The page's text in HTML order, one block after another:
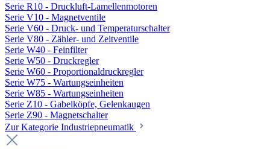
Serie R10 - Druckluft-Lamellenmotoren
Serie V10 - Magnetventile
Serie V60 - Druck- und Temperaturschalter
Serie V80 - Zähler- und Zeitventile
Serie W40 - Feinfilter
Serie W50 - Druckregler
Serie W60 - Proportionaldruckregler
Serie W75 - Wartungseinheiten
Serie W85 - Wartungseinheiten
Serie Z10 - Gabelköpfe, Gelenkaugen
Serie Z90 - Magnetschalter
Zur Kategorie Industriepneumatik